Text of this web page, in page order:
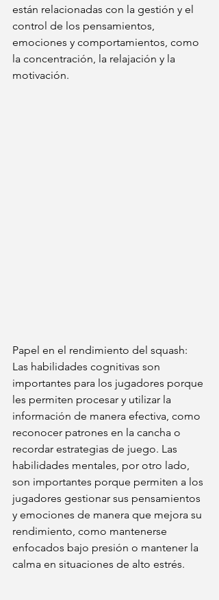
están relacionadas con la gestión y el
control de los pensamientos,
emociones y comportamientos, como
la concentración, la relajación y la
motivación.
Papel en el rendimiento del squash:
Las habilidades cognitivas son
importantes para los jugadores porque
les permiten procesar y utilizar la
información de manera efectiva, como
reconocer patrones en la cancha o
recordar estrategias de juego. Las
habilidades mentales, por otro lado,
son importantes porque permiten a los
jugadores gestionar sus pensamientos
y emociones de manera que mejora su
rendimiento, como mantenerse
enfocados bajo presión o mantener la
calma en situaciones de alto estrés.